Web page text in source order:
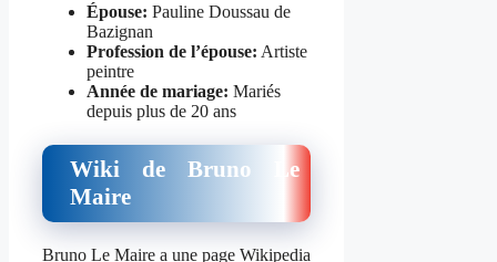
Épouse: Pauline Doussau de
Bazignan
Profession de l’épouse: Artiste
peintre
Année de mariage: Mariés
depuis plus de 20 ans
Wiki de Bruno Le
Maire
Bruno Le Maire a une page Wikipedia